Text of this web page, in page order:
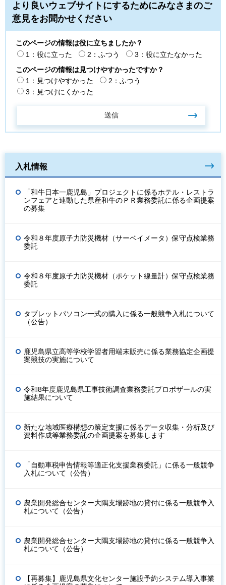
より良いウェブサイトにするためにみなさまのご
意見をお聞かせください
このページの情報は役に立ちましたか？
1：役に立った
2：ふつう
3：役に立たなかった
このページの情報は見つけやすかったですか？
1：見つけやすかった
2：ふつう
3：見つけにくかった
入札情報
「和牛日本一鹿児島」プロジェクトに係るホテル・レストラ
ンフェアと連動した県産和牛のＰＲ業務委託に係る企画提案
の募集
令和８年度原子力防災機材（サーベイメータ）保守点検業務
委託
令和８年度原子力防災機材（ポケット線量計）保守点検業務
委託
タブレットパソコン一式の購入に係る一般競争入札について
（公告）
鹿児島県立高等学校学習者用端末販売に係る業務協定企画提
案競技の実施について
令和8年度鹿児島県工事技術調査業務委託プロポザールの実
施結果について
新たな地域医療構想の策定支援に係るデータ収集・分析及び
資料作成等業務委託の企画提案を募集します
「自動車税申告情報等適正化支援業務委託」に係る一般競争
入札について（公告）
農業開発総合センター大隅支場跡地の貸付に係る一般競争入
札について（公告）
農業開発総合センター大隅支場跡地の貸付に係る一般競争入
札について（公告）
【再募集】鹿児島県文化センター施設予約システム導入事業